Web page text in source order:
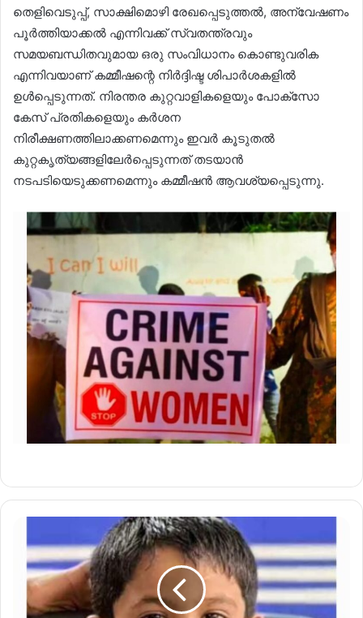
തെളിവെടുപ്പ്, സാക്ഷിമൊഴി രേഖപ്പെടുത്തല്‍, അന്വേഷണം
പൂര്‍ത്തിയാക്കല്‍ എന്നിവക്ക് സ്വതന്ത്രവും
സമയബന്ധിതവുമായ ഒരു സംവിധാനം കൊണ്ടുവരിക
എന്നിവയാണ് കമ്മീഷന്റെ നിര്‍ദ്ദിഷ്ട ശിപാര്‍ശകളില്‍
ഉള്‍പ്പെടുന്നത്. നിരന്തര കുറ്റവാളികളെയും പോക്‌സോ
കേസ് പ്രതികളെയും കര്‍ശന
നിരീക്ഷണത്തിലാക്കണമെന്നും ഇവര്‍ കൂടുതല്‍
കുറ്റകൃത്യങ്ങളിലേര്‍പ്പെടുന്നത് തടയാന്‍
നടപടിയെടുക്കണമെന്നും കമ്മീഷന്‍ ആവശ്യപ്പെടുന്നു.